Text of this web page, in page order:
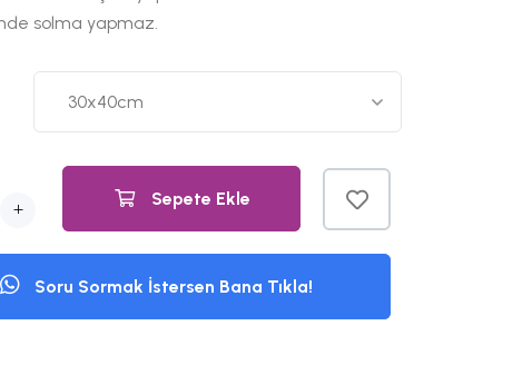
solma yapmaz.
+ Sepete Ekle
Soru Sormak İstersen Bana Tıkla!